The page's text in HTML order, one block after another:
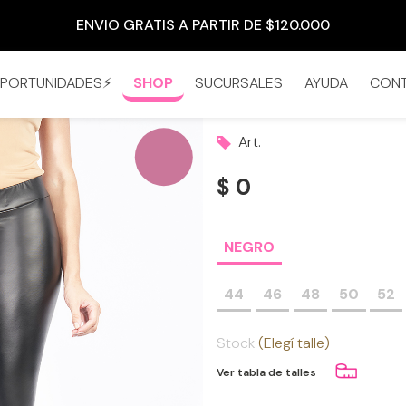
ENVIO GRATIS A PARTIR DE $120.000
SHOP SUCURSALES AYUDA
Art.
$ 0
NEGRO
44 46 48 50 52
Stock(Elegí talle)
Ver tabla de talles